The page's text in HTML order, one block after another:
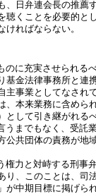
、日弁連会長の推薦
聴くことを必要的と
ればならない。
に充実させられる
基金法律事務所と連
主事業としてなされ
、本来業務に含めら
して引き継がれるべ
うまでもなく、受託
公共団体の責務が地
力と対峙する刑事
り、このことは、司
が中期目標に掲げら